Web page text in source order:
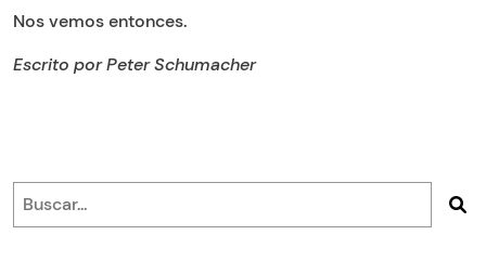
Nos vemos entonces.
Escrito por Peter Schumacher